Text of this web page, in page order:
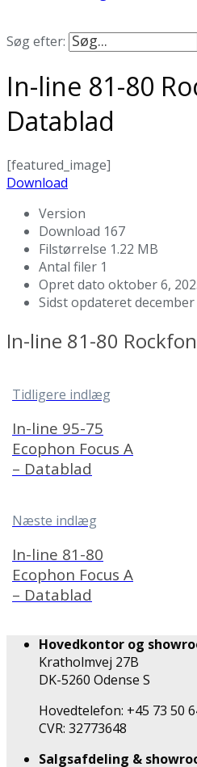
Søg efter:
In-line 81-80
Datablad
[featured_image]
Download
Version
Download 167
Filstørrelse 1.22 MB
Antal filer 1
Opret dato oktober 6,
Sidst opdateretdecember
In-line 81-80
Tidligere indlæg
In-line 95-75
Ecophon Focus A
– Datablad
Næste indlæg
In-line 81-80
Ecophon Focus A
– Datablad
Hovedkontor og
Kratholmvej 27B
DK-5260 Odense S
Hovedtelefon: +45 73 50
CVR: 32773648
Salgsafdeling &